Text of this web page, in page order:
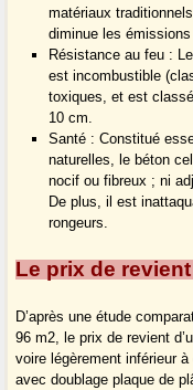
matériaux
diminue les émissions
Résistance au feu :
est incombustible
toxiques, et est
10 cm.
Santé : Constitué
naturelles, le béton
nocif ou fibreux ; ni
De plus, il est
rongeurs.
Le prix de
D’après une étude
96 m2, le prix de revient
voire légèrement inférieur
avec doublage plaque de